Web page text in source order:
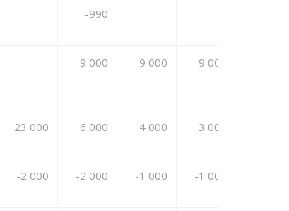
-990
9 000 9 000 9 000
23 000 6 000 4 000 3 000
-2 000 -2 000 -1 000 -1 000